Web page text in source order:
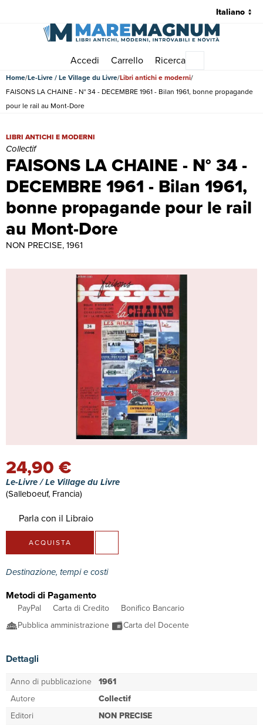
Accedi Carrello Ricerca
Home Le-Livre / Le Village du Livre Libri antichi e moderni
FAISONS LA CHAINE - N° 34 - DECEMBRE 1961 - Bilan 1961, bonne propagande
pour le rail au Mont-Dore
FAISONS LA CHAINE - N° 34 -
DECEMBRE 1961 - Bilan 1961,
bonne propagande pour le rail
au Mont-Dore
FAISONS LA CHAINE - N° 34 - DECEMBRE 1961 - Bilan 1961,
LIBRI ANTICHI E MODERNI
Collectif
NON PRECISE, 1961
24,90 €
Le-Livre / Le Village du Livre
(Salleboeuf, Francia)
Parla con il Libraio
ACQUISTA
Destinazione, tempi e costi
Metodi di Pagamento
PayPal Carta di Credito
Bonifico Bancario
Pubblica amministrazione
Carta del Docente
Dettagli
Anno di pubblicazione 1961
Autore
Collectif
Editori
NON PRECISE